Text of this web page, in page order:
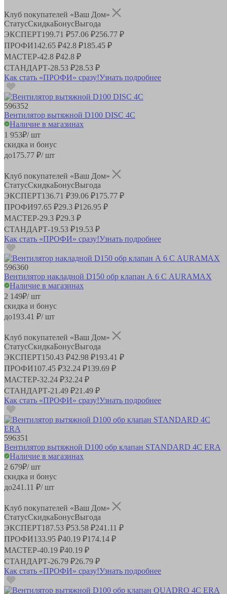
Клуб покупателей «Ваш Дом»
СтатусСкидкаБонусВыгода
ЭКСПЕРТ199.71 ₽57.06 ₽256.77 ₽
ПРОФИ142.65 ₽42.8 ₽185.45 ₽
МАСТЕР-42.8 ₽42.8 ₽
СТАНДАРТ-28.53 ₽28.53 ₽
Как стать «ПРОФИ» сразу!Узнать подробнее
596352
Вентилятор вытяжной D100 DISC 4C
Наличие в магазинах
1 953₽/ шт
скидка и бонус
до175.77 ₽/ шт
Клуб покупателей «Ваш Дом»
СтатусСкидкаБонусВыгода
ЭКСПЕРТ136.71 ₽39.06 ₽175.77 ₽
ПРОФИ97.65 ₽29.3 ₽126.95 ₽
МАСТЕР-29.3 ₽29.3 ₽
СТАНДАРТ-19.53 ₽19.53 ₽
Как стать «ПРОФИ» сразу!Узнать подробнее
596360
Вентилятор накладной D150 обр клапан А 6 С AURAMAX
Наличие в магазинах
2 149₽/ шт
скидка и бонус
до193.41 ₽/ шт
Клуб покупателей «Ваш Дом»
СтатусСкидкаБонусВыгода
ЭКСПЕРТ150.43 ₽42.98 ₽193.41 ₽
ПРОФИ107.45 ₽32.24 ₽139.69 ₽
МАСТЕР-32.24 ₽32.24 ₽
СТАНДАРТ-21.49 ₽21.49 ₽
Как стать «ПРОФИ» сразу!Узнать подробнее
596351
Вентилятор вытяжной D100 обр клапан STANDARD 4С ERA
Наличие в магазинах
2 679₽/ шт
скидка и бонус
до241.11 ₽/ шт
Клуб покупателей «Ваш Дом»
СтатусСкидкаБонусВыгода
ЭКСПЕРТ187.53 ₽53.58 ₽241.11 ₽
ПРОФИ133.95 ₽40.19 ₽174.14 ₽
МАСТЕР-40.19 ₽40.19 ₽
СТАНДАРТ-26.79 ₽26.79 ₽
Как стать «ПРОФИ» сразу!Узнать подробнее